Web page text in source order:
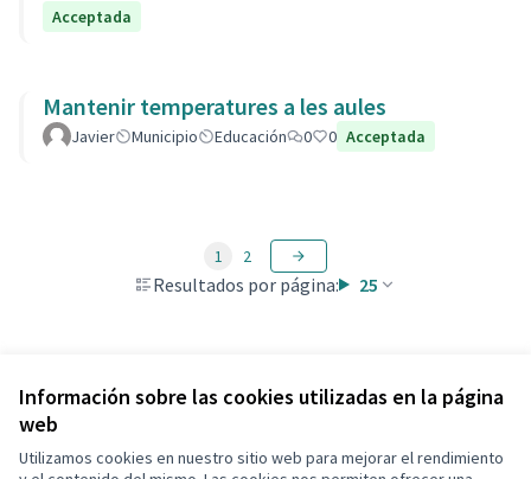
Información sobre las cookies utilizadas en la página
web
Utilizamos cookies en nuestro sitio web para mejorar el rendimiento
Acceptada
Mantenir temperatures a les aules
Javier Municipio Educación 0 0 Acceptada
Resultados por página: 25
1 2
Ver todas las propuestas retiradas
Términos y condiciones de uso